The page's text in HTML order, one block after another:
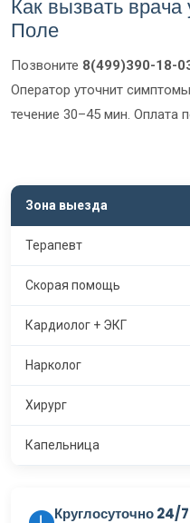
Как вызвать
Поле
Позвоните 8(499)390-18-
Оператор уточнит
течение 30–45 мин. Оплата
Зона выезда
Терапевт
Скорая помощь
Кардиолог + ЭКГ
Нарколог
Хирург
Капельница
Круглосуточно 24/7